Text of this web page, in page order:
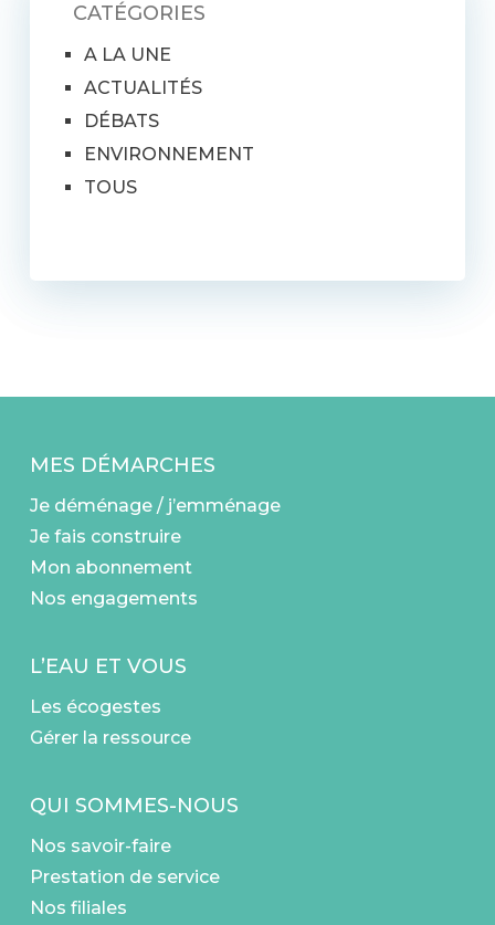
CATÉGORIES
A LA UNE
ACTUALITÉS
DÉBATS
ENVIRONNEMENT
TOUS
MES DÉMARCHES
Je déménage / j’emménage
Je fais construire
Mon abonnement
Nos engagements
L’EAU ET VOUS
Les écogestes
Gérer la ressource
QUI SOMMES-NOUS
Nos savoir-faire
Prestation de service
Nos filiales